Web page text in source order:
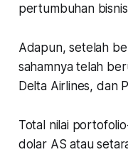
pertumbuhan
Adapun, setelah
sahamnya telah
Delta Airlines, dan
Total nilai
dolar AS atau